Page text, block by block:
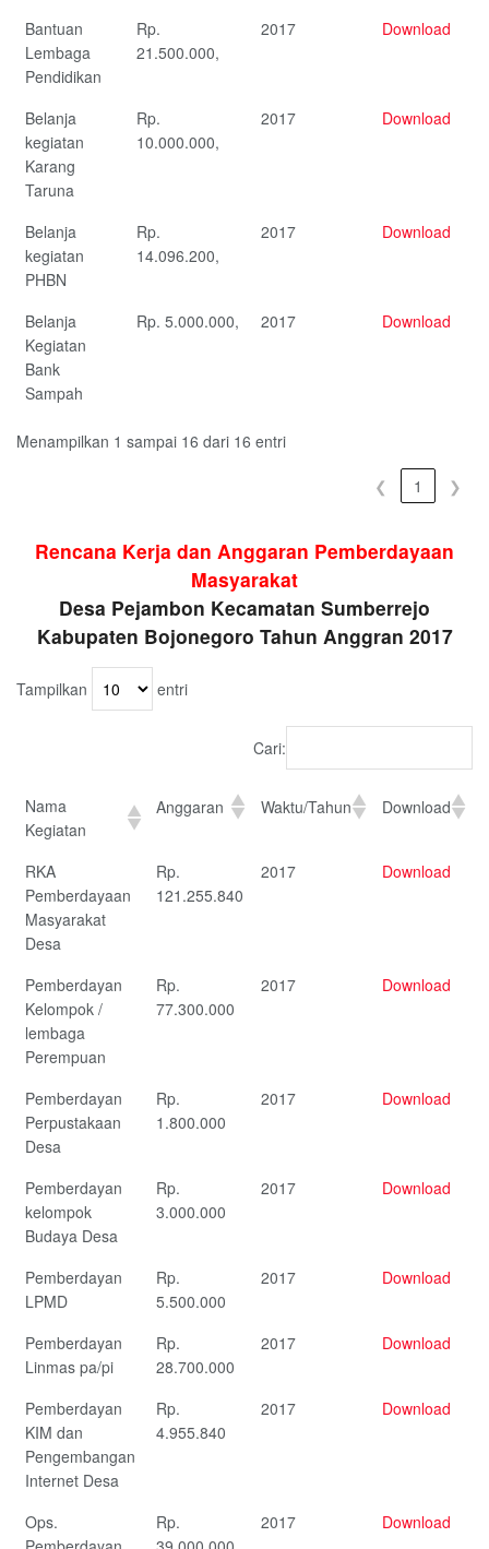
Bantuan
Lembaga
Pendidikan
Rp.
21.500.000,
2017 Download
Belanja
kegiatan
Karang
Taruna
Rp.
10.000.000,
2017 Download
Belanja
kegiatan
PHBN
Rp.
14.096.200,
2017 Download
Belanja
Kegiatan
Bank
Sampah
Rp. 5.000.000, 2017 Download
Menampilkan 1 sampai 16 dari 16 entri
❮ 1 ❯
Rencana Kerja dan Anggaran Pemberdayaan
Masyarakat
Desa Pejambon Kecamatan Sumberrejo
Kabupaten Bojonegoro Tahun Anggran 2017
Tampilkan entri
Cari:
Nama
Kegiatan
Anggaran Waktu/Tahun Download
RKA
Pemberdayaan
Masyarakat
Desa
Rp.
121.255.840
2017 Download
Pemberdayan
Kelompok /
lembaga
Perempuan
Rp.
77.300.000
2017 Download
Pemberdayan
Perpustakaan
Desa
Rp.
1.800.000
2017 Download
Pemberdayan
kelompok
Budaya Desa
Rp.
3.000.000
2017 Download
Pemberdayan
LPMD
Rp.
5.500.000
2017 Download
Pemberdayan
Linmas pa/pi
Rp.
28.700.000
2017 Download
Pemberdayan
KIM dan
Pengembangan
Internet Desa
Rp.
4.955.840
2017 Download
Ops.
Rp.
2017 Download